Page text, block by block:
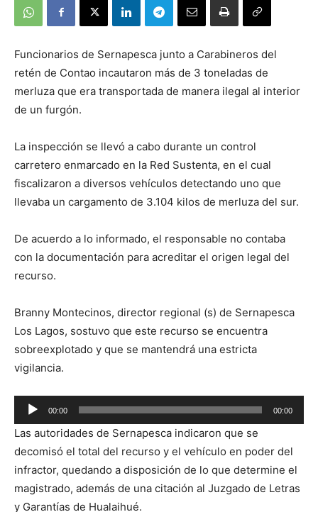
Funcionarios de Sernapesca junto a Carabineros del
retén de Contao incautaron más de 3 toneladas de
merluza que era transportada de manera ilegal al interior
de un furgón.
La inspección se llevó a cabo durante un control
carretero enmarcado en la Red Sustenta, en el cual
fiscalizaron a diversos vehículos detectando uno que
llevaba un cargamento de 3.104 kilos de merluza del sur.
De acuerdo a lo informado, el responsable no contaba
con la documentación para acreditar el origen legal del
recurso.
Branny Montecinos, director regional (s) de Sernapesca
Los Lagos, sostuvo que este recurso se encuentra
sobreexplotado y que se mantendrá una estricta
vigilancia.
Reproductor
de
audio
00:00 00:00
Las autoridades de Sernapesca indicaron que se
decomisó el total del recurso y el vehículo en poder del
infractor, quedando a disposición de lo que determine el
magistrado, además de una citación al Juzgado de Letras
y Garantías de Hualaihué.